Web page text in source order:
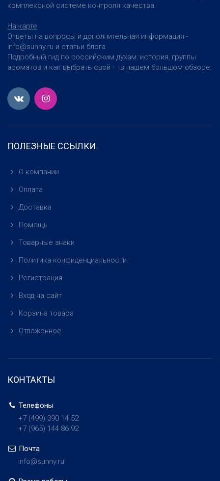
комплексной системе контроля качества.
На карте
Ответы на вопросы и дополнительная информация -
info@sunny.ru и статьи блога
Подробный гид по российским духам: история, группы
ароматов и как выбрать свой — в нашем большом обзоре.
ПОЛЕЗНЫЕ ССЫЛКИ
О компании
Оплата
Доставка
Помощь
Товарные знаки
Политика конфиденциальности
Регистрация
Вход на сайт
Корзина товара
Отложенное
КОНТАКТЫ
Телефоны
+7 (499) 390 14 52
+7 (965) 144 86 92
Почта
info@sunny.ru